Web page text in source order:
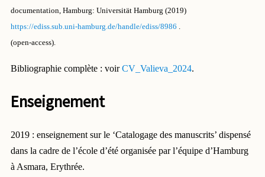
documentation, Hamburg: Universität Hamburg (2019)
https://ediss.sub.uni-hamburg.de/handle/ediss/8986 .
(open-access).
Bibliographie complète : voirCV_Valieva_2024.
Enseignement
2019 : enseignement sur le ‘Catalogage des manuscrits’ dispensé
dans la cadre de l’école d’été organisée par l’équipe d’Hamburg
à Asmara, Erythrée.